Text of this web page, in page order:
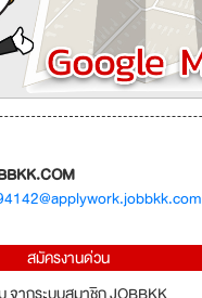
สมัครงานด่วน